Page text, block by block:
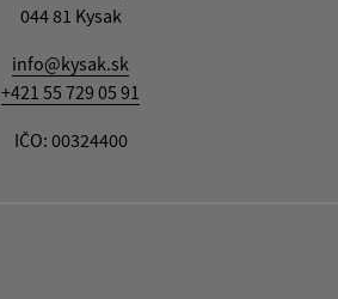
044 81 Kysak
info@kysak.sk
+421 55 729 05 91
IČO: 00324400